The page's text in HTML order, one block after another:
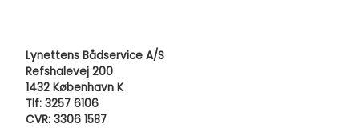
Lynettens Bådservice A/S
Refshalevej 200
1432 København K
Tlf: 3257 6106
CVR: 3306 1587